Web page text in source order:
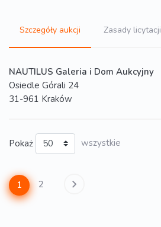
Szczegóły aukcji Zasady licytacji
NAUTILUS Galeria i Dom Aukcyjny
Osiedle Górali 24
31-961 Kraków
Pokaż wszystkie
1 2